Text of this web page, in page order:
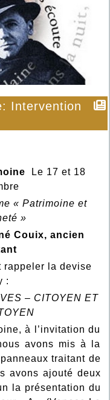
Intervention
Le 17 et 18
« Patrimoine et
»
Couix, ancien
la devise
:
– CITOYEN ET
à l’invitation du
avons mis à la
traitant de
avons ajouté deux
la présentation du